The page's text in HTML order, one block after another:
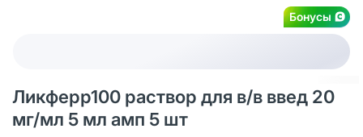
Бонусы
Ликферр100 раствор для в/в введ 20
мг/мл 5 мл амп 5 шт